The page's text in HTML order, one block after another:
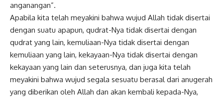
anganangan”.
Apabila kita telah meyakini bahwa wujud Allah tidak disertai
dengan suatu apapun, qudrat-Nya tidak disertai dengan
qudrat yang lain, kemuliaan-Nya tidak disertai dengan
kemuliaan yang lain, kekayaan-Nya tidak disertai dengan
kekayaan yang lain dan seterusnya, dan juga kita telah
meyakini bahwa wujud segala sesuatu berasal dari anugerah
yang diberikan oleh Allah dan akan kembali kepada-Nya,